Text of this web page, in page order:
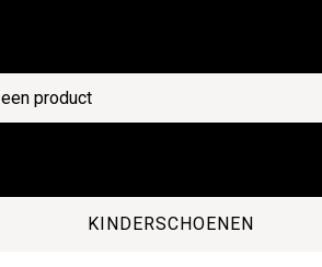
KINDERSCHOENEN